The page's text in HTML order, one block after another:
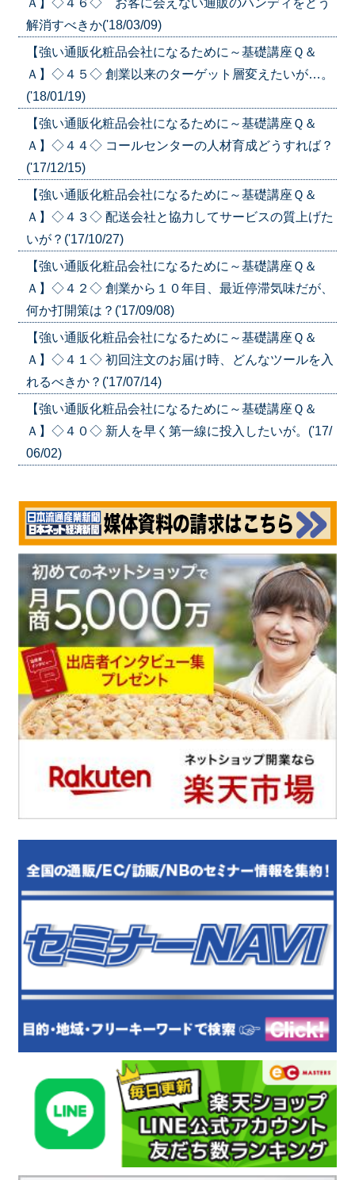
解消すべきか('18/03/09)
【強い通販化粧品会社になるために～基礎講座Ｑ＆
Ａ】◇４５◇ 創業以来のターゲット層変えたいが…。
('18/01/19)
【強い通販化粧品会社になるために～基礎講座Ｑ＆
Ａ】◇４４◇ コールセンターの人材育成どうすれば？
('17/12/15)
【強い通販化粧品会社になるために～基礎講座Ｑ＆
Ａ】◇４３◇ 配送会社と協力してサービスの質上げた
いが？('17/10/27)
【強い通販化粧品会社になるために～基礎講座Ｑ＆
Ａ】◇４２◇ 創業から１０年目、最近停滞気味だが、
何か打開策は？('17/09/08)
【強い通販化粧品会社になるために～基礎講座Ｑ＆
Ａ】◇４１◇ 初回注文のお届け時、どんなツールを入
れるべきか？('17/07/14)
【強い通販化粧品会社になるために～基礎講座Ｑ＆
Ａ】◇４０◇ 新人を早く第一線に投入したいが。('17/
06/02)